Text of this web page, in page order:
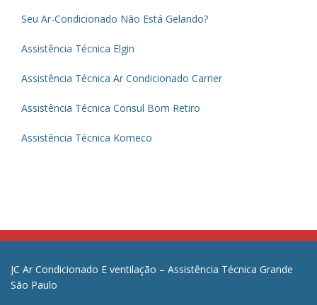
Seu Ar-Condicionado Não Está Gelando?
Assistência Técnica Elgin
Assistência Técnica Ar Condicionado Carrier
Assistência Técnica Consul Bom Retiro
Assistência Técnica Komeco
JC Ar Condicionado E ventilação – Assistência Técnica Grande
São Paulo